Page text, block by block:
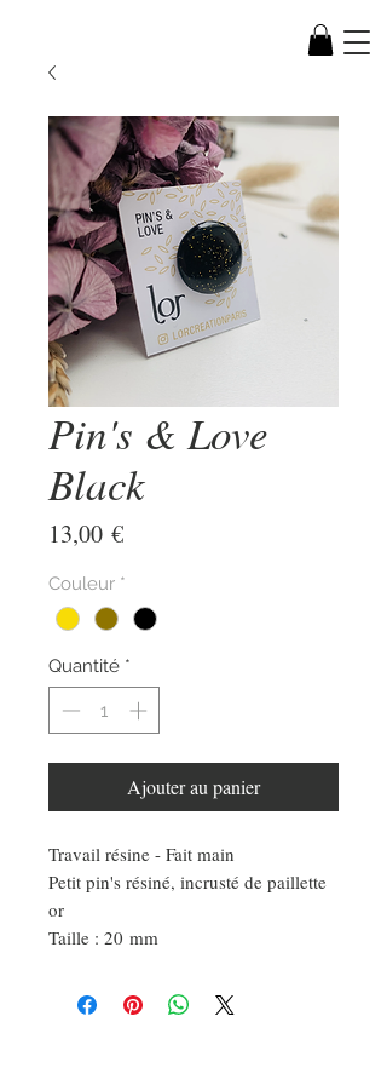
Pin's & Love
Black
13,00 €Prix
Couleur *
Quantité *
Ajouter au panier
Travail résine - Fait main
Petit pin's résiné, incrusté de paillette
or
Taille : 20 mm